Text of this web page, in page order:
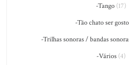
-Tango(17)
-Tão chato ser
-Trilhas sonoras / bandas
-Vários(4)